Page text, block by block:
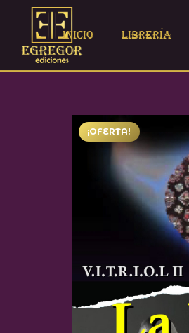
Inicio Librería
¡OFERTA!